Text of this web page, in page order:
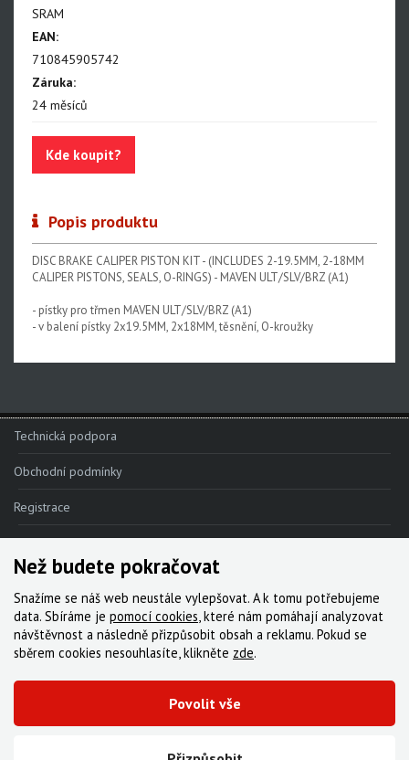
X01DH
GX
GX DH
NX
Hammerhead Karoo
Red AXS E1
Force AXS E1
Rival AXS E1
Force eTap AXS
Rival eTap AXS
Apex eTap AXS
XPLR AXS
Red eTap
Red22/Red
Force 1
SRAM
EAN:
710845905742
Záruka:
24 měsíců
Kde koupit?
Popis produktu
DISC BRAKE CALIPER PISTON KIT - (INCLUDES 2-19.5MM, 2-18MM
CALIPER PISTONS, SEALS, O-RINGS) - MAVEN ULT/SLV/BRZ (A1)
- pístky pro třmen MAVEN ULT/SLV/BRZ (A1)
- v balení pístky 2x19.5MM, 2x18MM, těsnění, O-kroužky
Technická podpora
Obchodní podmínky
Registrace
Reklamace
Kde nakoupit
Kontakt
Servis
Ke stažení
© 2000-2026 Všechna práva vyhrazena,Cyklo Žitný, s.r.o.|Zásady cookies
Než budete pokračovat
Snažíme se náš web neustále vylepšovat. A k tomu potřebujeme
data. Sbíráme je pomocí cookies, které nám pomáhají analyzovat
návštěvnost a následně přizpůsobit obsah a reklamu. Pokud se
sběrem cookies nesouhlasíte, klikněte zde.
Povolit vše